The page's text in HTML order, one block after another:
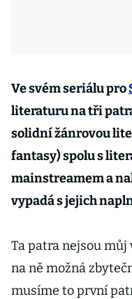
Ve svém seriálu pro
literaturu na tři
solidní žánrovou
fantasy) spolu s
mainstreamem a
vypadá s jejich
Ta patra nejsou můj
na ně možná
musíme to první